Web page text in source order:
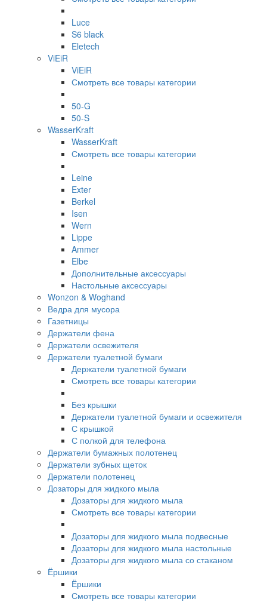
Luce
S6 black
Eletech
ViEiR
ViEiR
Смотреть все товары категории
50-G
50-S
WasserKraft
WasserKraft
Смотреть все товары категории
Leine
Exter
Berkel
Isen
Wern
Lippe
Ammer
Elbe
Дополнительные аксессуары
Настольные аксессуары
Wonzon & Woghand
Ведра для мусора
Газетницы
Держатели фена
Держатели освежителя
Держатели туалетной бумаги
Держатели туалетной бумаги
Смотреть все товары категории
Без крышки
Держатели туалетной бумаги и освежителя
С крышкой
С полкой для телефона
Держатели бумажных полотенец
Держатели зубных щеток
Держатели полотенец
Дозаторы для жидкого мыла
Дозаторы для жидкого мыла
Смотреть все товары категории
Дозаторы для жидкого мыла подвесные
Дозаторы для жидкого мыла настольные
Дозаторы для жидкого мыла со стаканом
Ёршики
Ёршики
Смотреть все товары категории